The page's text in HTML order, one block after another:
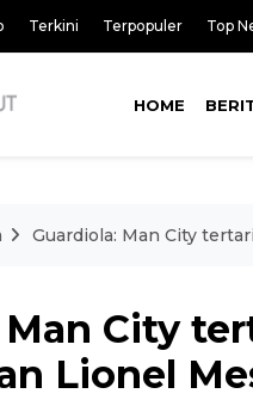
Terkini Terpopuler Top
HOME
Guardiola: Man City
Man City
Lionel